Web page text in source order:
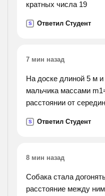
кратных числа 19
S Ответил Студент
7 мин назад
На доске длиной 5 м и
мальчика массами
расстоянии от
доски
S Ответил Студент
8 мин назад
Собака стала
расстояние между